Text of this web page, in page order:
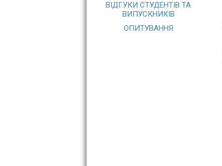
ВІДГУКИ СТУДЕНТІВ ТА
ВИПУСКНИКІВ
ОПИТУВАННЯ